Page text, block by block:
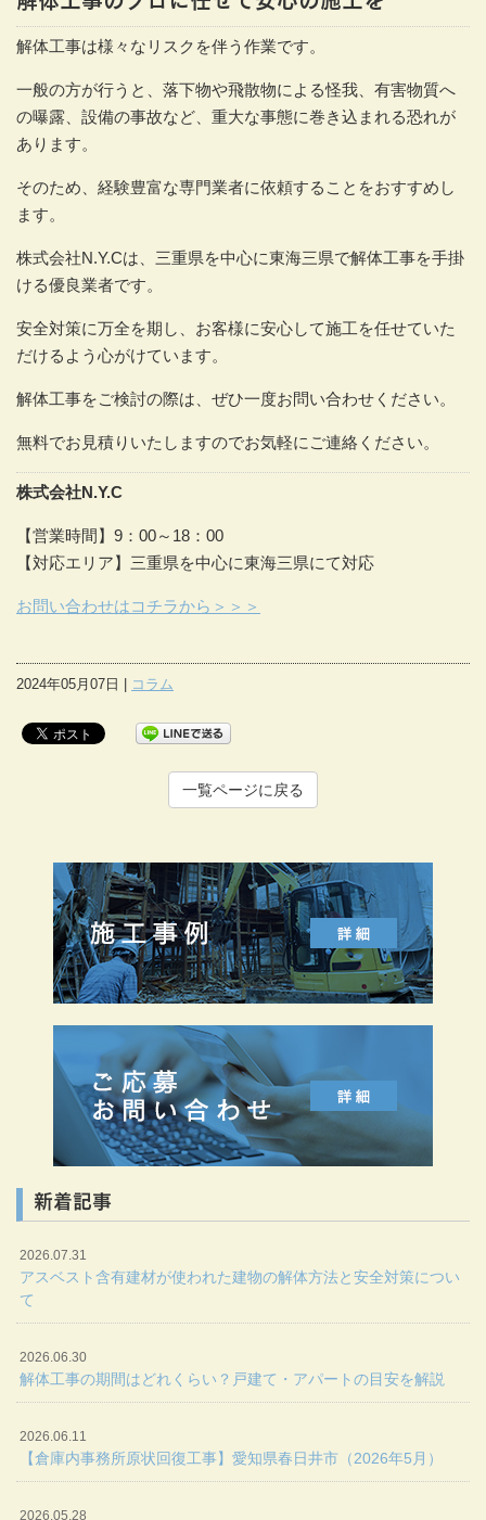
解体工事は様々なリスクを伴う作業です。
一般の方が行うと、落下物や飛散物による怪我、有害物質へ
の曝露、設備の事故など、重大な事態に巻き込まれる恐れが
あります。
そのため、経験豊富な専門業者に依頼することをおすすめし
ます。
株式会社N.Y.Cは、三重県を中心に東海三県で解体工事を手掛
ける優良業者です。
安全対策に万全を期し、お客様に安心して施工を任せていた
だけるよう心がけています。
解体工事をご検討の際は、ぜひ一度お問い合わせください。
無料でお見積りいたしますのでお気軽にご連絡ください。
株式会社N.Y.C
【営業時間】9：00～18：00
【対応エリア】三重県を中心に東海三県にて対応
お問い合わせはコチラから＞＞＞
2024年05月07日 | コラム
一覧ページに戻る
新着記事
2026.07.31
アスベスト含有建材が使われた建物の解体方法と安全対策につい
て
2026.06.30
解体工事の期間はどれくらい？戸建て・アパートの目安を解説
2026.06.11
【倉庫内事務所原状回復工事】愛知県春日井市（2026年5月）
2026.05.28